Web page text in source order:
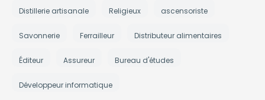
Distillerie artisanale Religieux ascensoriste
Savonnerie Ferrailleur Distributeur alimentaires
Éditeur Assureur Bureau d'études
Développeur informatique